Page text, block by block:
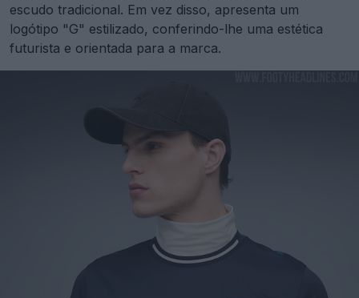
escudo tradicional. Em vez disso, apresenta um
logótipo "G" estilizado, conferindo-lhe uma estética
futurista e orientada para a marca.